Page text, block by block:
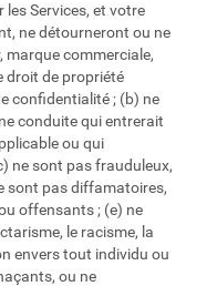
Services, et votre
ne détourneront ou ne
commerciale,
droit de propriété
confidentialité ; (b) ne
conduite qui entrerait
ou qui
ne sont pas frauduleux,
sont pas diffamatoires,
offensants ; (e) ne
le racisme, la
envers tout individu ou
ou ne